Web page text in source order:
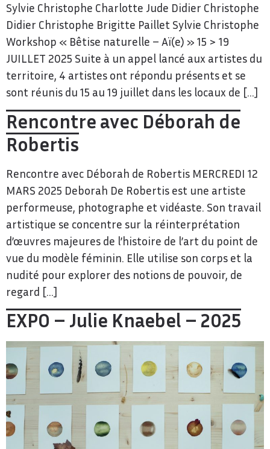
Sylvie Christophe Charlotte Jude Didier Christophe
Didier Christophe Brigitte Paillet Sylvie Christophe
Workshop « Bêtise naturelle – Aï(e) » 15 > 19
JUILLET 2025 Suite à un appel lancé aux artistes du
territoire, 4 artistes ont répondu présents et se
sont réunis du 15 au 19 juillet dans les locaux de […]
Rencontre avec Déborah de
Robertis
Rencontre avec Déborah de Robertis MERCREDI 12
MARS 2025 Deborah De Robertis est une artiste
performeuse, photographe et vidéaste. Son travail
artistique se concentre sur la réinterprétation
d’œuvres majeures de l’histoire de l’art du point de
vue du modèle féminin. Elle utilise son corps et la
nudité pour explorer des notions de pouvoir, de
regard […]
EXPO – Julie Knaebel – 2025